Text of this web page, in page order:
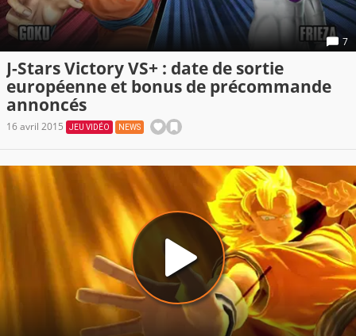
7
J-Stars Victory VS+ : date de sortie
européenne et bonus de précommande
annoncés
16 avril 2015 JEU VIDÉO NEWS